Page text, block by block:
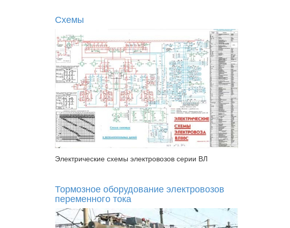
Схемы
Электрические схемы электровозов серии ВЛ
Тормозное оборудование электровозов
переменного тока